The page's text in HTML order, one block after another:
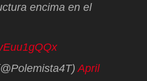
encima en el
April